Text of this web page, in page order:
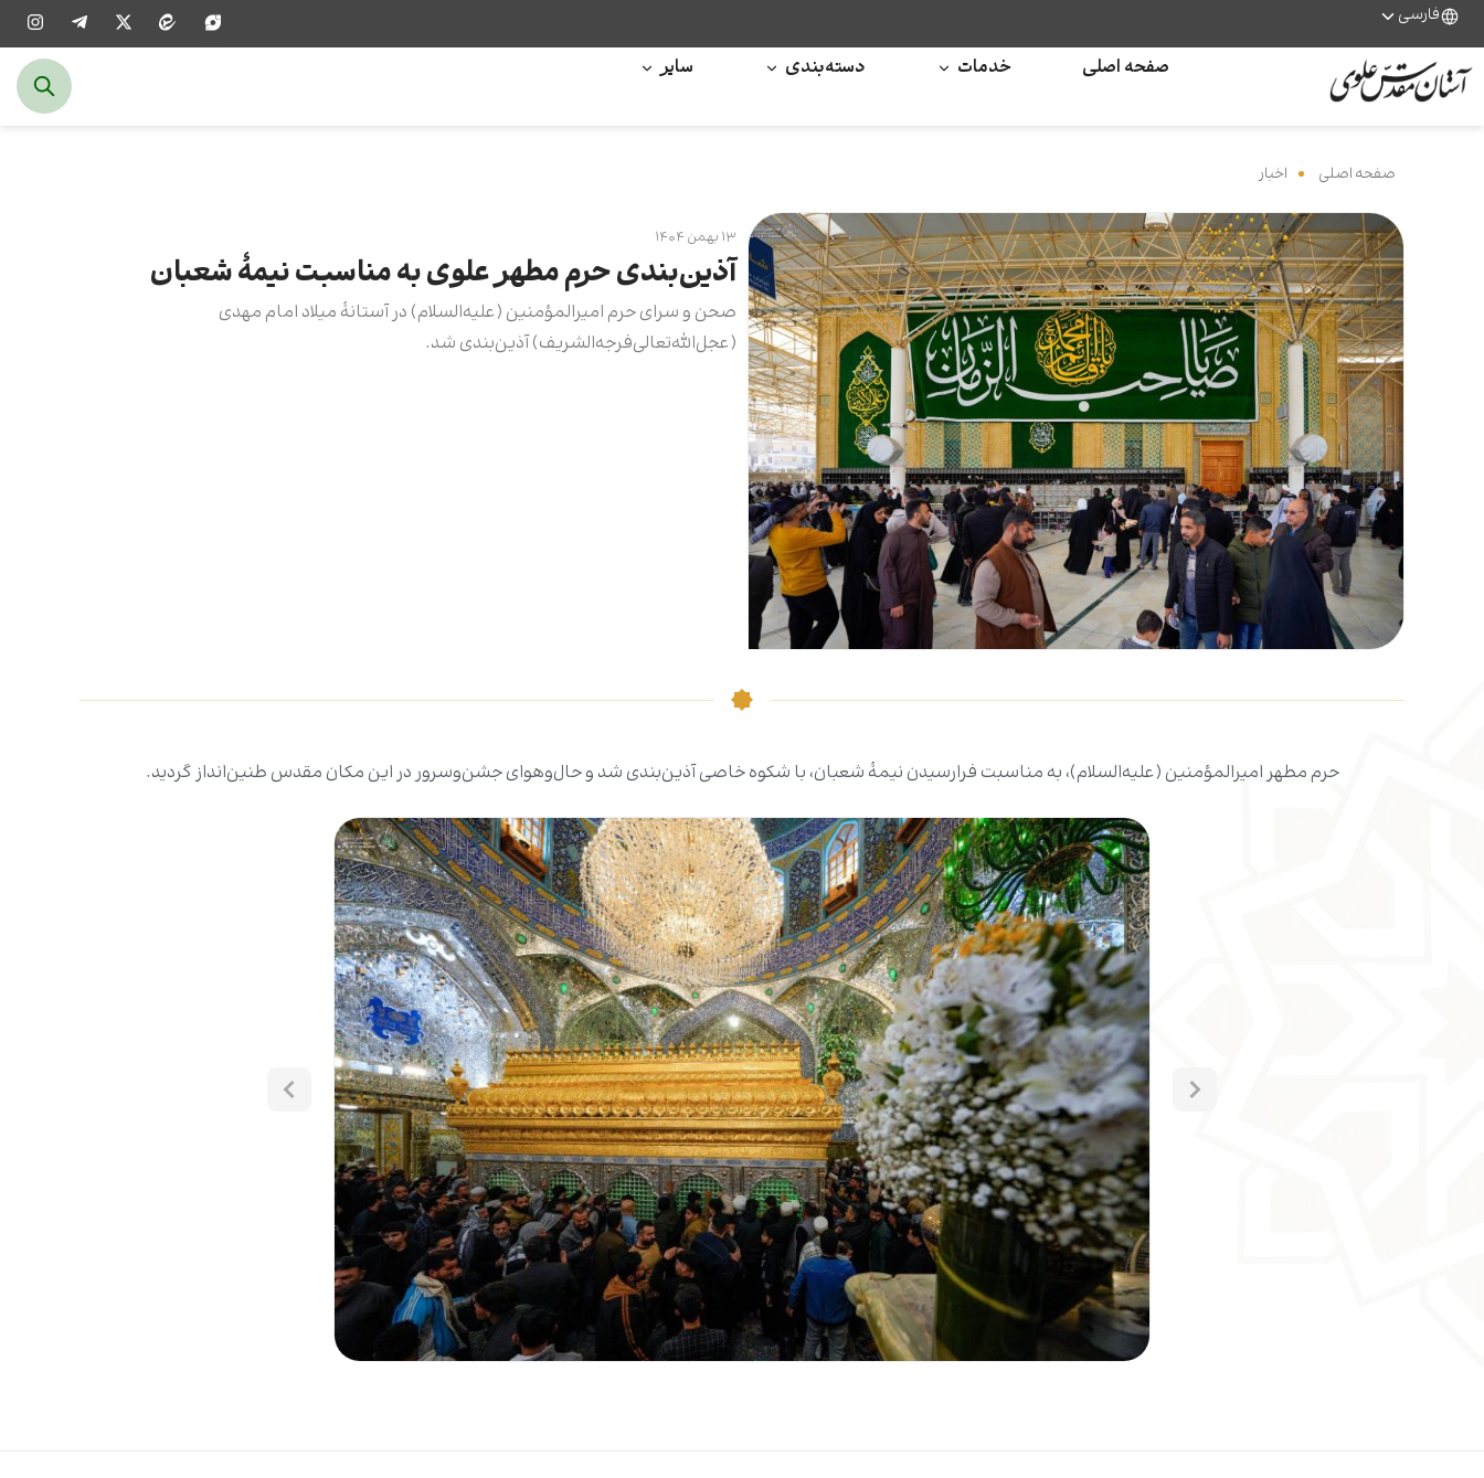
فارسی
صفحه اصلی خدمات دسته‌بندی سایر
صفحه اصلی اخبار
۱۳ بهمن ۱۴۰۴
آذین‌بندی حرم مطهر علوی به مناسبت نیمۀ شعبان
صحن و سرای حرم امیرالمؤمنین (علیه‌السلام) در آستانۀ میلاد امام مهدی
(عجل‌الله‌تعالی‌فرجه‌الشریف) آذین‌بندی شد.
حرم مطهر امیرالمؤمنین (علیه‌السلام)، به مناسبت فرارسیدن نیمۀ شعبان، با شکوه خاصی آذین‌بندی شد و حال‌وهوای جشن‌وسرور در این مکان مقدس طنین‌انداز گردید.